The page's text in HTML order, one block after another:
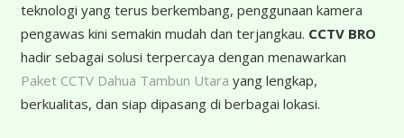
teknologi yang terus berkembang, penggunaan kamera
pengawas kini semakin mudah dan terjangkau. CCTV BRO
hadir sebagai solusi terpercaya dengan menawarkan
Paket CCTV Dahua Tambun Utara yang lengkap,
berkualitas, dan siap dipasang di berbagai lokasi.